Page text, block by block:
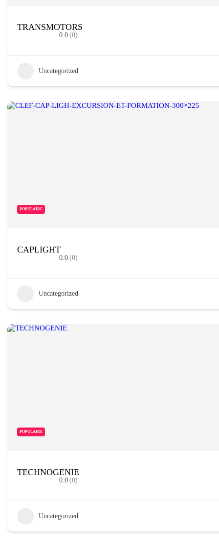
TRANSMOTORS
0.0 (0)
Uncategorized
POPULAIRE
CAPLIGHT
0.0 (0)
Uncategorized
POPULAIRE
TECHNOGENIE
0.0 (0)
Uncategorized